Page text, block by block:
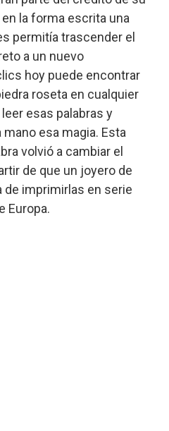
la forma escrita una
permitía trascender el
a un nuevo
hoy puede encontrar
roseta en cualquier
esas palabras y
esa magia. Esta
volvió a cambiar el
de que un joyero de
de imprimirlas en serie
Europa.